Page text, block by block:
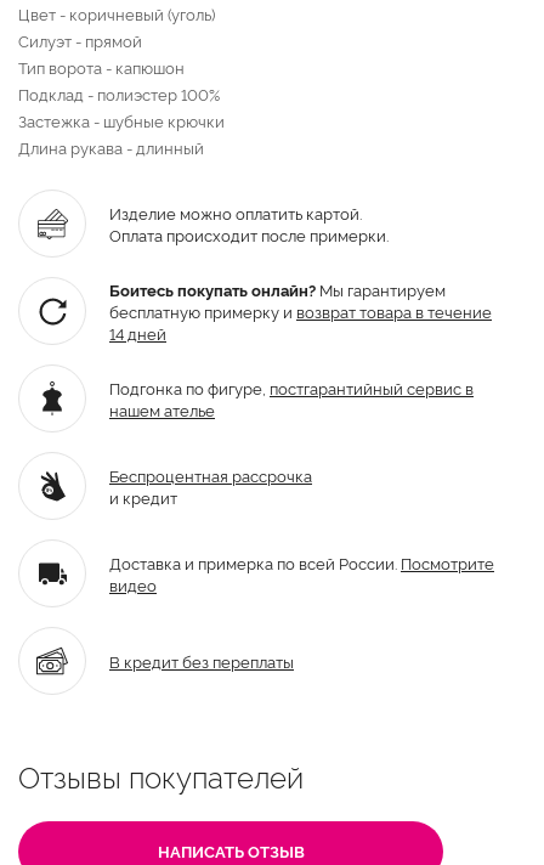
Цвет - коричневый (уголь)
Силуэт - прямой
Тип ворота - капюшон
Подклад - полиэстер 100%
Застежка - шубные крючки
Длина рукава - длинный
Изделие можно оплатить картой.
Оплата происходит после примерки.
Боитесь покупать онлайн? Мы гарантируем
бесплатную примерку и возврат товара в течение
14 дней
Подгонка по фигуре, постгарантийный сервис в
нашем ателье
Беспроцентная рассрочка
и кредит
Доставка и примерка по всей России. Посмотрите
видео
В кредит без переплаты
Отзывы покупателей
НАПИСАТЬ ОТЗЫВ